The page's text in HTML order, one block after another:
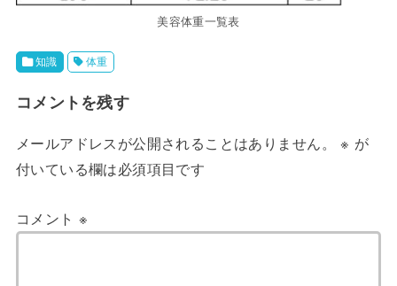
美容体重一覧表
知識 体重
コメントを残す
メールアドレスが公開されることはありません。 ※ が
付いている欄は必須項目です
コメント ※